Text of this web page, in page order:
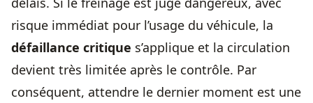
risque immédiat pour l’usage du véhicule, la
défaillance critique s’applique et la circulation
devient très limitée après le contrôle. Par
conséquent, attendre le dernier moment est une